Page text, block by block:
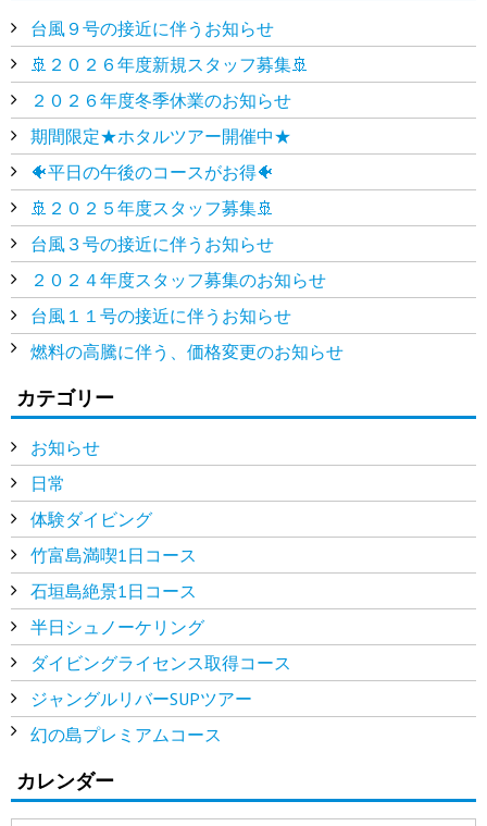
台風９号の接近に伴うお知らせ
🚢２０２６年度新規スタッフ募集🚢
２０２６年度冬季休業のお知らせ
期間限定★ホタルツアー開催中★
🐠平日の午後のコースがお得🐠
🚢２０２５年度スタッフ募集🚢
台風３号の接近に伴うお知らせ
２０２４年度スタッフ募集のお知らせ
台風１１号の接近に伴うお知らせ
燃料の高騰に伴う、価格変更のお知らせ
カテゴリー
お知らせ
日常
体験ダイビング
竹富島満喫1日コース
石垣島絶景1日コース
半日シュノーケリング
ダイビングライセンス取得コース
ジャングルリバーSUPツアー
幻の島プレミアムコース
カレンダー